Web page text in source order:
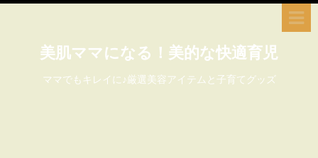
美肌ママになる！美的な快適育児
ママでもキレイに♪厳選美容アイテムと子育てグッズ